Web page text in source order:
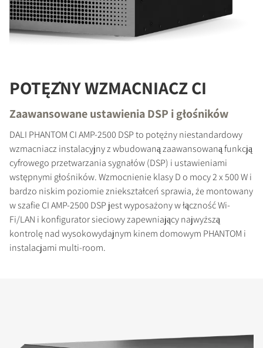
POTĘŻNY WZMACNIACZ CI
Zaawansowane ustawienia DSP i głośników
DALI PHANTOM CI AMP-2500 DSP to potężny niestandardowy
wzmacniacz instalacyjny z wbudowaną zaawansowaną funkcją
cyfrowego przetwarzania sygnałów (DSP) i ustawieniami
wstępnymi głośników. Wzmocnienie klasy D o mocy 2 x 500 W i
bardzo niskim poziomie zniekształceń sprawia, że montowany
w szafie CI AMP-2500 DSP jest wyposażony w łączność Wi-
Fi/LAN i konfigurator sieciowy zapewniający najwyższą
kontrolę nad wysokowydajnym kinem domowym PHANTOM i
instalacjami multi-room.